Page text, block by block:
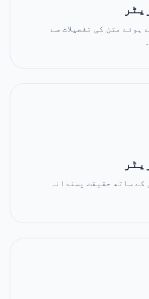
ہوئے متن کی تفصیلات سے
ساتھ حقیقت پسندانہ